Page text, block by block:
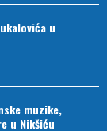
u
muzike,
u Nikšiću